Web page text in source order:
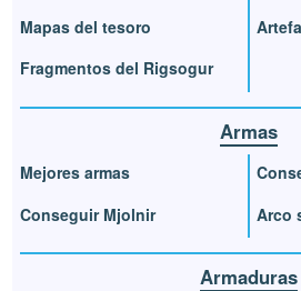
Mapas del tesoro
Fragmentos del Rigsogur
Armas
Mejores armas
Conseguir Mjolnir
Arco
Armaduras